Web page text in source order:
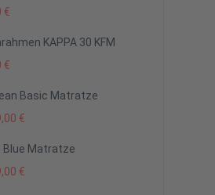
€
KAPPA 30 KFM
€
Basic Matratze
€
Blue Matratze
€